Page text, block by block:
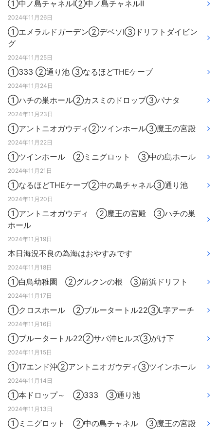
①中ノ島チャネルⅠ②中ノ島チャネルⅡ
2024年11月26日
①エメラルドガーデン②デベソⅠ③ドリフトダイビン
グ
2024年11月25日
①333 ②通り池 ③なるほどTHEケーブ
2024年11月24日
①ハチの巣ホール②カスミのドロップ③パナタ
2024年11月23日
①アントニオガウディ②ツインホール③魔王の宮殿
2024年11月22日
①ツインホール ②ミニグロット ③中の島ホール
2024年11月21日
①なるほどTHEケーブ②中の島チャネル③通り池
2024年11月20日
①アントニオガウディ ②魔王の宮殿 ③ハチの巣
ホール
2024年11月19日
本日海況不良の為海はおやすみです
2024年11月18日
①白鳥幼稚園 ②グルクンの根 ③前浜ドリフト
2024年11月17日
①クロスホール ②ブルータートル22③L字アーチ
2024年11月16日
①ブルータートル22②サバ沖ヒルズ③がけ下
2024年11月15日
①17エンド沖②アントニオガウディ③ツインホール
2024年11月14日
①本ドロップ～ ②333 ③通り池
2024年11月13日
①ミニグロット ②中の島チャネル ③魔王の宮殿